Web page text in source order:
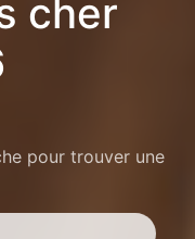
cher
pour trouver une